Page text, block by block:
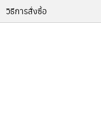
วิธีการสั่งซื้อ